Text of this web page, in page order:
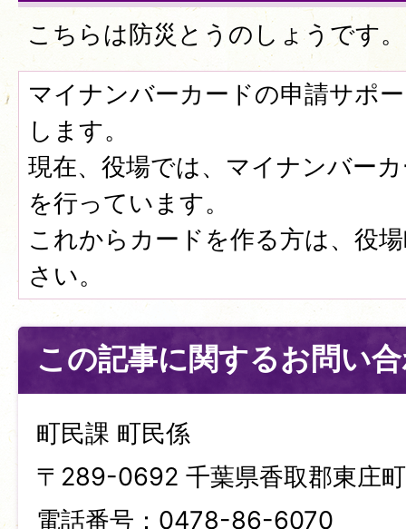
こちらは防災とうのしょうです。
マイナンバーカードの申請サポ
します。
現在、役場では、マイナンバー
を行っています。
これからカードを作る方は、役
さい。
この記事に関するお問い
町民課 町民係
〒289-0692 千葉県香取郡東庄
電話番号：0478-86-6070